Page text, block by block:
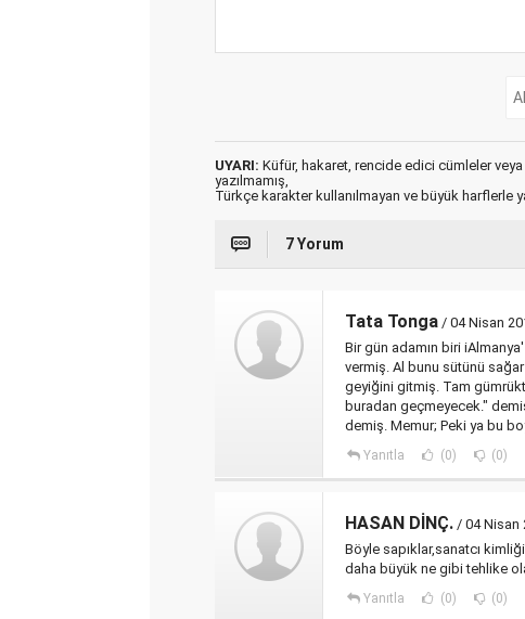
UYARI: Küfür, hakaret, rencide edici cümleler veya
yazılmamış,
Türkçe karakter kullanılmayan ve büyük harflerle
7 Yorum
Tata Tonga / 04 Nisan
Bir gün adamın biri
vermiş. Al bunu sütünü
geyiğini gitmiş. Tam
buradan geçmeyecek."
demiş. Memur; Peki ya bu
Yanıtla (0) (0)
HASAN DİNÇ. / 04 Nisan
Böyle sapıklar,sanatcı
daha büyük ne gibi tehlike
Yanıtla (0) (0)